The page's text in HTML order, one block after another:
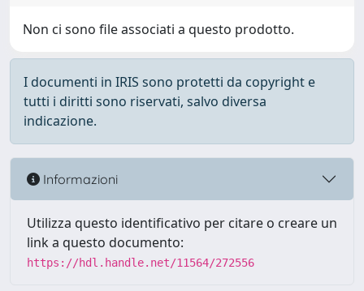
Non ci sono file associati a questo prodotto.
I documenti in IRIS sono protetti da copyright e
tutti i diritti sono riservati, salvo diversa
indicazione.
Informazioni
Utilizza questo identificativo per citare o creare un
link a questo documento:
https://hdl.handle.net/11564/272556